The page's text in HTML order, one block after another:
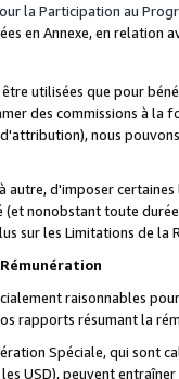
la Participation au
en Annexe, en relation
utilisées que pour
des commissions à la
nous
autre, d'imposer
nonobstant toute
sur les Limitations de la
raisonnables
rapports résumant la
Spéciale, qui sont
USD), peuvent